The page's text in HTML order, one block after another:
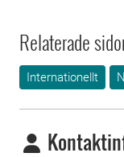
Relaterade
Internationellt